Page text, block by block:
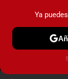
MENÚ
Ya